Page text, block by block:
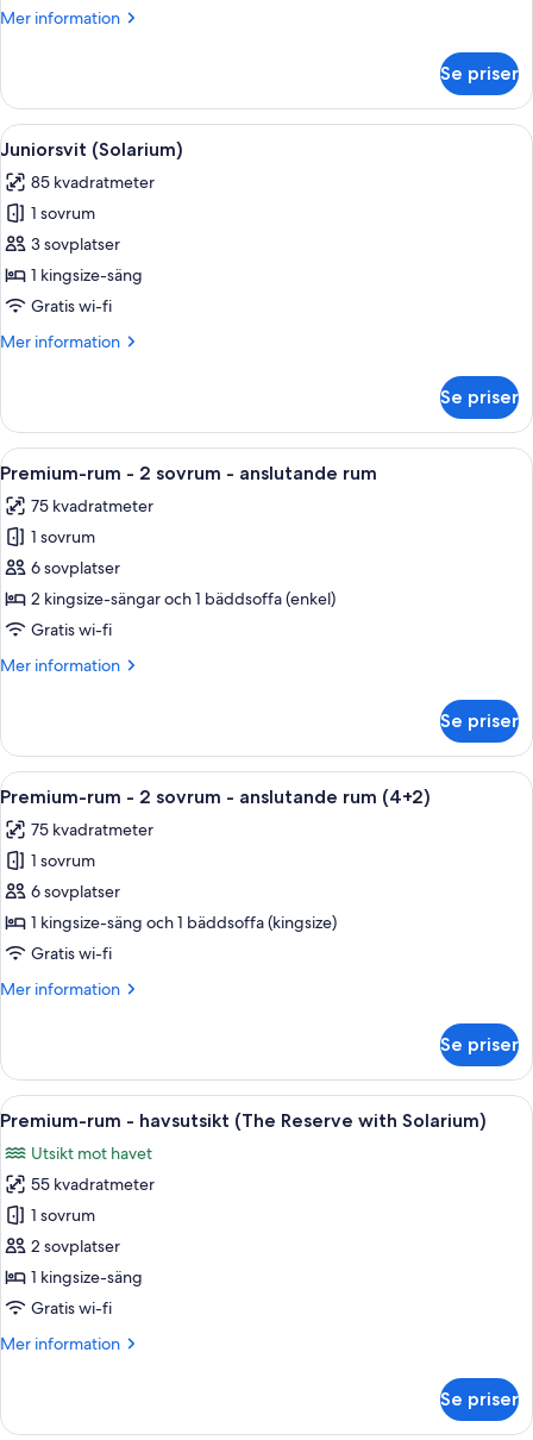
Mer information
Mer
Se priser
Öppna
alla
foton
för
Juniorsvit
(Solarium)
En takterrass med en sittgrupp, ett
4
Juniorsvit (Solarium)
85 kvadratmeter
1 sovrum
3 sovplatser
1 kingsize-säng
Gratis wi-fi
Mer information
Mer
(Solarium)
Se priser
Öppna
alla
foton
för
Premium-
rum
-
sovrum
rum
Ett modernt hotellrum med en soffa,
5
Premium-rum - 2 sovrum - anslutande rum
75 kvadratmeter
1 sovrum
6 sovplatser
2 kingsize-sängar och 1 bäddsoffa (enkel)
Gratis wi-fi
Mer information
Mer
rum
2
anslutande
rum
Se priser
Öppna
alla
foton
för
Premium-
rum
-
sovrum
rum
(4+2)
Ett modernt hotellrum med en soffa,
5
Premium-rum - 2 sovrum - anslutande rum (4+2)
75 kvadratmeter
1 sovrum
6 sovplatser
1 kingsize-säng och 1 bäddsoffa (kingsize)
Gratis wi-fi
Mer information
Mer
rum
2
-
anslutande
rum
(4+2)
Se priser
Öppna
alla
foton
för
Premium-
rum
-
havsutsikt
Reserve
Ett modernt vardagsrum med en
9
Premium-rum - havsutsikt (The Reserve with Solarium)
Utsikt mot havet
55 kvadratmeter
1 sovrum
2 sovplatser
1 kingsize-säng
Gratis wi-fi
Mer information
Mer
rum
Se priser